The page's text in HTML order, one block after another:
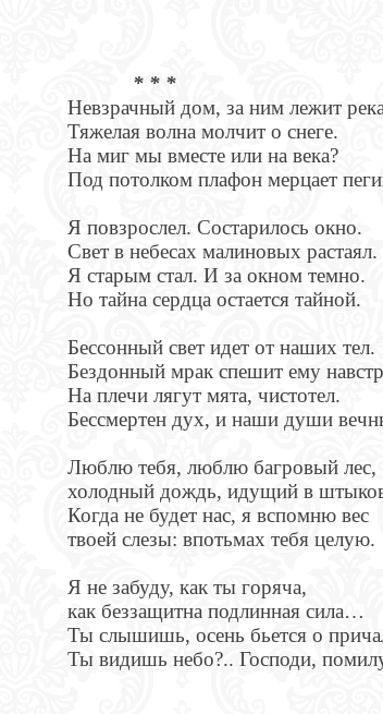
* * *
Невзрачный дом, за ним лежит
Тяжелая волна молчит о снеге.
На миг мы вместе или на века?
Под потолком плафон мерцает
Я повзрослел. Состарилось окно.
Свет в небесах малиновых растаял.
Я старым стал. И за окном темно.
Но тайна сердца остается тайной.
Бессонный свет идет от наших тел.
Бездонный мрак спешит ему
На плечи лягут мята, чистотел.
Бессмертен дух, и наши души
Люблю тебя, люблю багровый лес,
холодный дождь, идущий в
Когда не будет нас, я вспомню вес
твоей слезы: впотьмах тебя целую.
Я не забуду, как ты горяча,
как беззащитна подлинная сила…
Ты слышишь, осень бьется о
Ты видишь небо?.. Господи,